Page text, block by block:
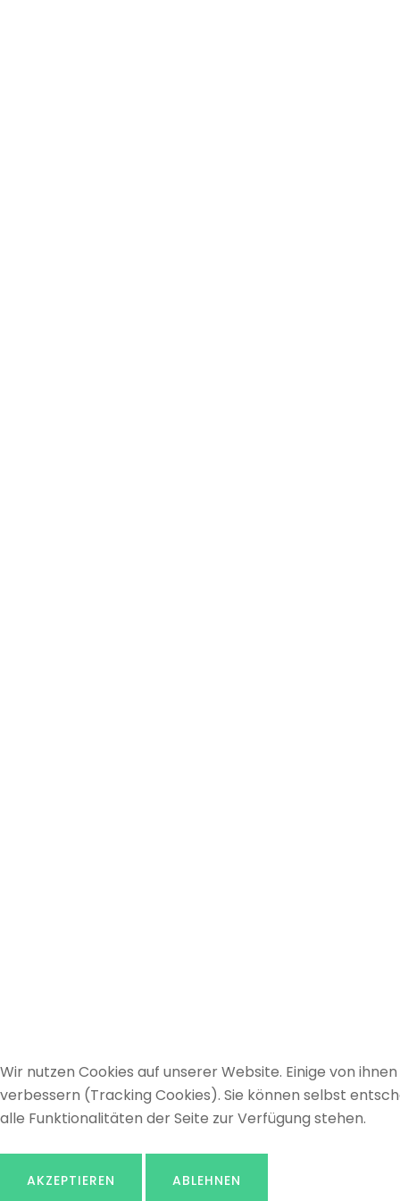
Wir nutzen Cookies auf unserer Website. Einige von
verbessern (Tracking Cookies). Sie können selbst
alle Funktionalitäten der Seite zur Verfügung stehen.
AKZEPTIEREN ABLEHNEN